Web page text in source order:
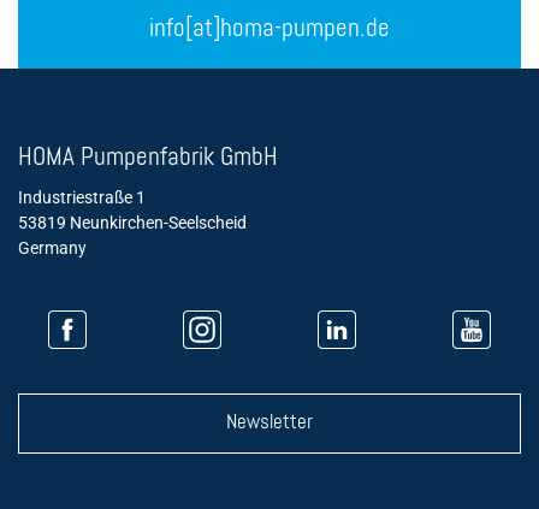
info[at]homa-pumpen.de
HOMA Pumpenfabrik GmbH
Industriestraße 1
53819 Neunkirchen-Seelscheid
Germany
Newsletter